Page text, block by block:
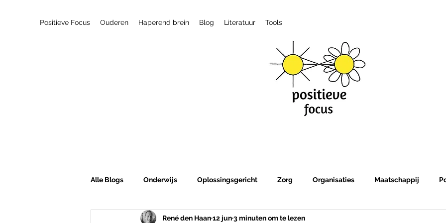
Positieve Focus Ouderen Haperend brein Blog Literatuur Tools
Alle Blogs Onderwijs Oplossingsgericht Zorg Organisaties Maatschappij
René den Haan12 jun3 minuten om te lezen